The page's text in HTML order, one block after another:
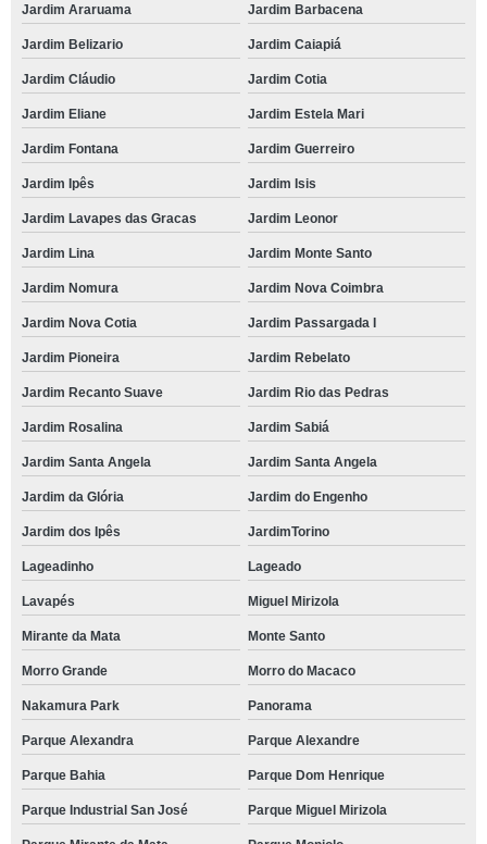
contato de local para casamento Chácara Itaim
reserva de locais para casamento ao ar livre Chácara Granja Velha
reserva de espaço para casamento ao ar livre Vila Santo Antônio do Portao
espaços para festas de casamento Cotia
espaços para festas de casamento telefone Votupoca
contato de locais para casamento ao ar livre Recanto Vista Alegre
reserva de local para casamento Moema
espaço para casamento Granja Viana II
espaço para casamento contato Recanto dos Victor
espaço para casamento ao ar livre telefone Jardim Mediterrâneo
espaços para festas de casamento contato Jardim do Engenho
salão para festa de casamento Butantã
contato de espaço casamento Arco-íris
contato de espaço casamento Aguassai
contato de espaço para cerimônia de casamento Alphaville Conde II
reserva de local casamento Quinta dos Angicos
reserva de espaço para cerimônia de casamento Campo belo
reserva de locais para casamento ao ar livre Moema
espaço para casamento Higienópolis
reserva de espaços para festas de casamento Parque Alexandra
Jardim Araruama Jardim Barbacena
Jardim Belizario Jardim Caiapiá
Jardim Cláudio Jardim Cotia
Jardim Eliane Jardim Estela Mari
Jardim Fontana Jardim Guerreiro
Jardim Ipês Jardim Isis
Jardim Lavapes das Gracas Jardim Leonor
Jardim Lina Jardim Monte Santo
Jardim Nomura Jardim Nova Coimbra
Jardim Nova Cotia Jardim Passargada I
Jardim Pioneira Jardim Rebelato
Jardim Recanto Suave Jardim Rio das Pedras
Jardim Rosalina Jardim Sabiá
Jardim Santa Angela Jardim Santa Angela
Jardim da Glória Jardim do Engenho
Jardim dos Ipês JardimTorino
Lageadinho Lageado
Lavapés Miguel Mirizola
Mirante da Mata Monte Santo
Morro Grande Morro do Macaco
Nakamura Park Panorama
Parque Alexandra Parque Alexandre
Parque Bahia Parque Dom Henrique
Parque Industrial San José Parque Miguel Mirizola